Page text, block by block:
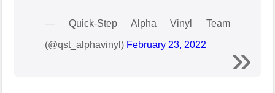
— Quick-Step Alpha Vinyl Team
(@qst_alphavinyl) February 23, 2022